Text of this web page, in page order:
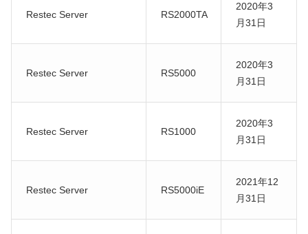
Restec Server RS2000TA
2020年3
月31日
Restec Server RS5000
2020年3
月31日
Restec Server RS1000
2020年3
月31日
Restec Server RS5000iE
2021年12
月31日